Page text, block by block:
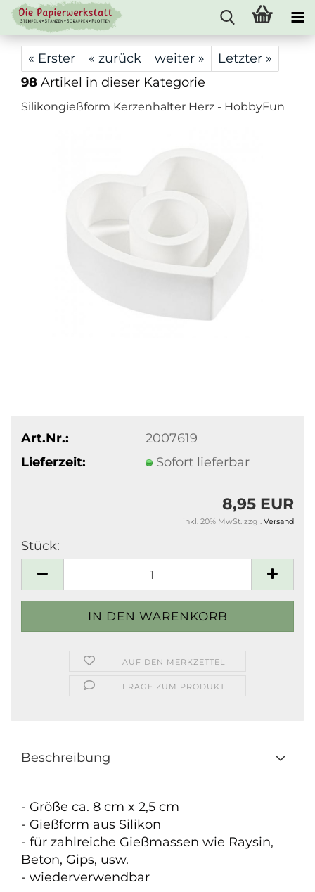
« Erster « zurück weiter »
Letzter »
98 Artikel in dieser Kategorie
Silikongießform Kerzenhalter Herz - HobbyFun
Art.Nr.:
2007619
Lieferzeit:
Sofort lieferbar
8,95 EUR
inkl. 20% MwSt. zzgl. Versand
Stück:
AUF DEN MERKZETTEL
FRAGE ZUM PRODUKT
Beschreibung
- Größe ca. 8 cm x 2,5 cm
- Gießform aus Silikon
- für zahlreiche Gießmassen wie Raysin,
Beton, Gips, usw.
- wiederverwendbar